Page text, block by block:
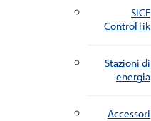
SICE
ControlTik
Stazioni di
energia
Accessori